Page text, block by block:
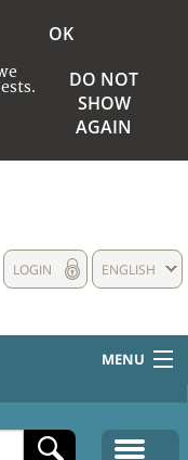
OK
DO NOT
SHOW
AGAIN
ENGLISH
LOGIN
MENU